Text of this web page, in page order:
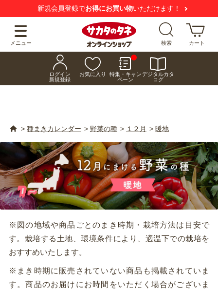
【注意喚起】悪質な偽サイトにご注意ください
メニュー 検索 カート
ログイン
新規登録
お気に入り
特集・キャン
ペーン
デジタルカタ
ログ
> 種まきカレンダー > 野菜の種 > １２月 > 暖地
※図の地域や商品ごとのまき時期・栽培方法は目安で
す。栽培する土地、環境条件により、適温下での栽培を
おすすめいたします。
※まき時期に販売されていない商品も掲載されていま
す。商品のお届けにお時間をいただく場合がございま